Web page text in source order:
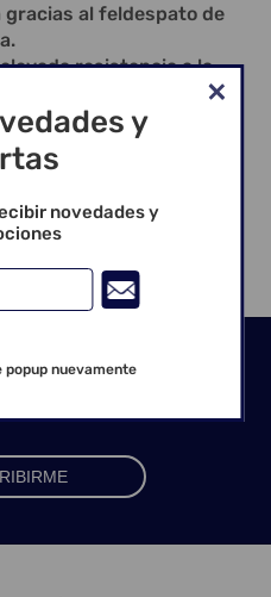
al feldespato de
resistencia a la
y de luz a través de los
al sistema general de
desde 1988.
y
novedades y
popup nuevamente